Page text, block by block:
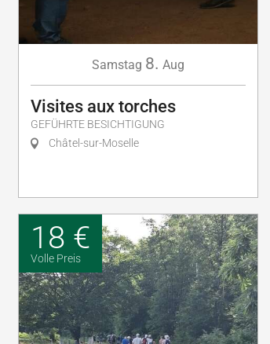
Samstag 8. Aug
Visites aux torches
GEFÜHRTE BESICHTIGUNG
Châtel-sur-Moselle
18 €
Volle Preis